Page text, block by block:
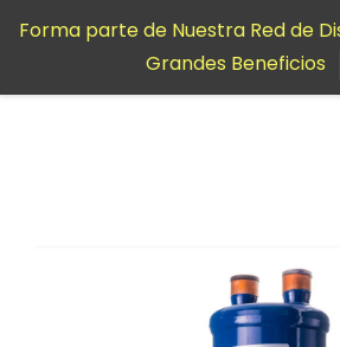
contenido
Forma parte de Nuestra Red de
Grandes Beneficios